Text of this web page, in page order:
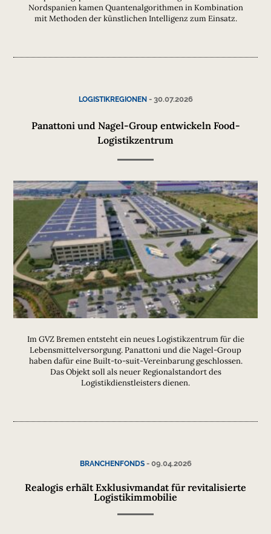
Nordspanien kamen Quantenalgorithmen in Kombination
mit Methoden der künstlichen Intelligenz zum Einsatz.
LOGISTIKREGIONEN- 30.07.2026
Panattoni und Nagel-Group entwickeln Food-
Logistikzentrum
Im GVZ Bremen entsteht ein neues Logistikzentrum für die
Lebensmittelversorgung. Panattoni und die Nagel-Group
haben dafür eine Built-to-suit-Vereinbarung geschlossen.
Das Objekt soll als neuer Regionalstandort des
Logistikdienstleisters dienen.
BRANCHENFONDS- 09.04.2026
Realogis erhält Exklusivmandat für revitalisierte
Logistikimmobilie